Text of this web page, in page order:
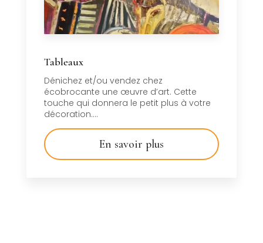
Tableaux
Dénichez et/ou vendez chez
écobrocante une œuvre d’art. Cette
touche qui donnera le petit plus à votre
décoration....
En savoir plus